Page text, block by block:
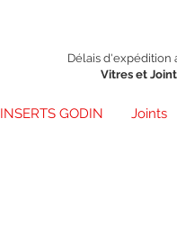
Délais d'expédition
Vitres et
INSERTS GODIN Joints